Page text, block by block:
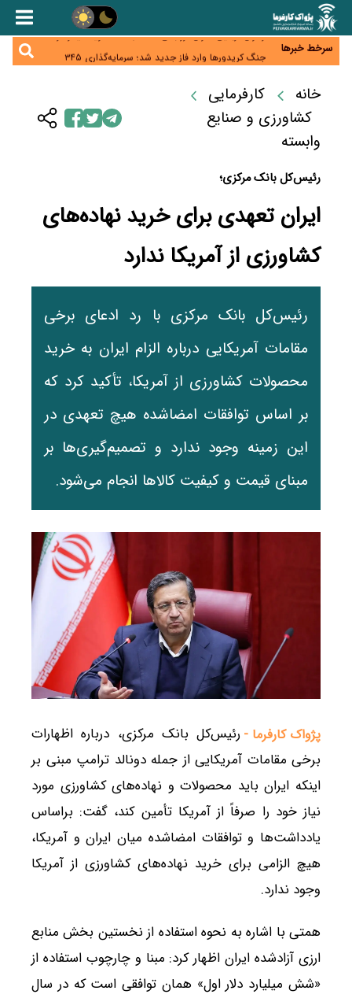
سرخط خبرها
همایش و مسابقه نذری ماه صفر برگزار شد
زائران اربعین نگران ارز باقی‌مانده نباشند؛ خرید دینار در
بانک‌ها و صرافی‌ها
جنگ کریدورها وارد فاز جدید شد؛ سرمایه‌گذاری ۳۴۵
میلیارد دلاری اوراسیا تا ۲۰۳۵
شبکه کمتر توسعه می‌یابد
تأمین سرمایه در گردش بدون خلق نقدینگی؛ نقش
جدید سیاست‌های مالیاتی در حمایت از تولید
خانه
کارفرمایی
کشاورزی و صنایع
وابسته
رئیس‌کل بانک مرکزی؛
ایران تعهدی برای خرید نهاده‌های
کشاورزی از آمریکا ندارد
رئیس‌کل بانک مرکزی با رد ادعای برخی
مقامات آمریکایی درباره الزام ایران به خرید
محصولات کشاورزی از آمریکا، تأکید کرد که
بر اساس توافقات امضاشده هیچ تعهدی در
این زمینه وجود ندارد و تصمیم‌گیری‌ها بر
مبنای قیمت و کیفیت کالاها انجام می‌شود.
پژواک کارفرما - رئیس‌کل بانک مرکزی، درباره اظهارات
برخی مقامات آمریکایی از جمله دونالد ترامپ مبنی بر
اینکه ایران باید محصولات و نهاده‌های کشاورزی مورد
نیاز خود را صرفاً از آمریکا تأمین کند، گفت: براساس
یادداشت‌ها و توافقات امضاشده میان ایران و آمریکا،
هیچ الزامی برای خرید نهاده‌های کشاورزی از آمریکا
وجود ندارد.
همتی با اشاره به نحوه استفاده از نخستین بخش منابع
ارزی آزادشده ایران اظهار کرد: مبنا و چارچوب استفاده از
«شش میلیارد دلار اول» همان توافقی است که در سال